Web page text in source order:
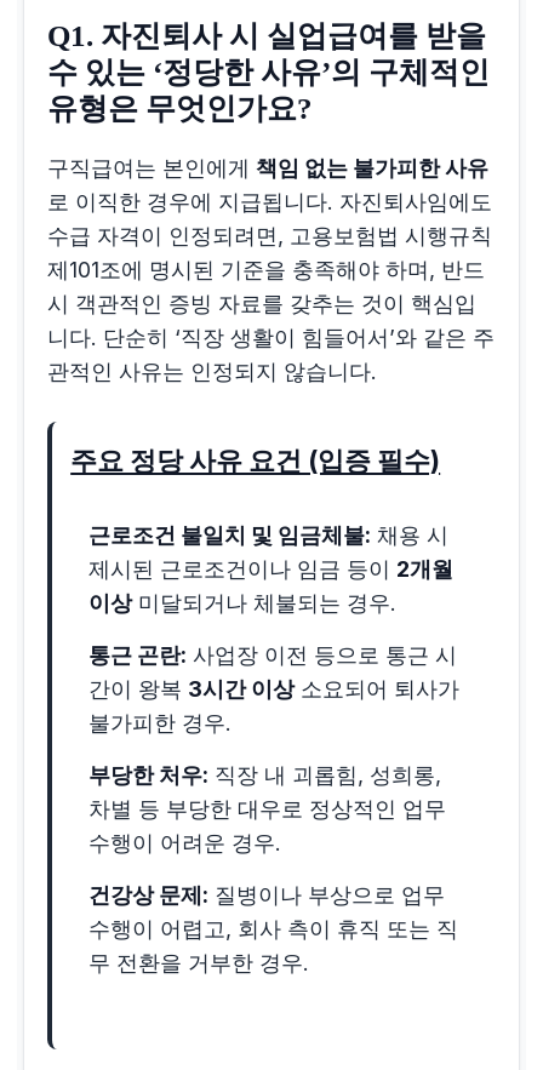
Q1. 자진퇴사 시 실업급여를 받을
수 있는 ‘정당한 사유’의 구체적인
유형은 무엇인가요?
구직급여는 본인에게책임 없는 불가피한 사유
로 이직한 경우에 지급됩니다. 자진퇴사임에도
수급 자격이 인정되려면, 고용보험법 시행규칙
제101조에 명시된 기준을 충족해야 하며, 반드
시 객관적인 증빙 자료를 갖추는 것이 핵심입
니다. 단순히 ‘직장 생활이 힘들어서’와 같은 주
관적인 사유는 인정되지 않습니다.
주요 정당 사유 요건 (입증 필수)
근로조건 불일치 및 임금체불: 채용 시
제시된 근로조건이나 임금 등이 2개월
이상미달되거나 체불되는 경우.
통근 곤란: 사업장 이전 등으로 통근 시
간이 왕복 3시간 이상소요되어 퇴사가
불가피한 경우.
부당한 처우: 직장 내 괴롭힘, 성희롱,
차별 등 부당한 대우로 정상적인 업무
수행이 어려운 경우.
건강상 문제: 질병이나 부상으로 업무
수행이 어렵고, 회사 측이 휴직 또는 직
무 전환을 거부한 경우.